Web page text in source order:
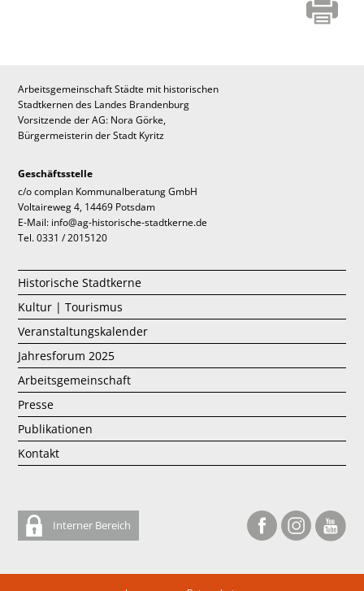
Arbeitsgemeinschaft Städte mit historischen
Stadtkernen des Landes Brandenburg
Vorsitzende der AG: Nora Görke,
Bürgermeisterin der Stadt Kyritz
Geschäftsstelle
c/o complan Kommunalberatung GmbH
Voltaireweg 4, 14469 Potsdam
E-Mail: info@ag-historische-stadtkerne.de
Tel. 0331 / 2015120
Historische Stadtkerne
Kultur | Tourismus
Veranstaltungskalender
Jahresforum 2025
Arbeitsgemeinschaft
Presse
Publikationen
Kontakt
Interner Bereich